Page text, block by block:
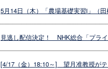
5月14日（木）「農場基礎実習Ⅰ」（
見逃し配信決定！ NHK総合「プラ
[4/17（金）18:10～] 望月准教授が